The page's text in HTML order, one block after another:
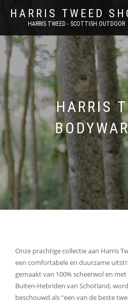
HARRIS TWEED
HARRIS TWEED - SCOTTISH OUTDOOR
HARRIS
Onze prachtige collectie aan Harris
een comfortabele en duurzame
gemaakt van 100% scheerwol en
Buiten-Hebriden van Schotland,
beschouwd als “een van de beste